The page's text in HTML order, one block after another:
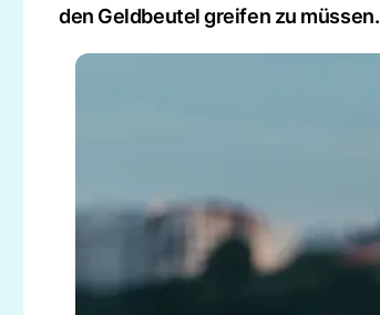
den Geldbeutel greifen zu müssen.